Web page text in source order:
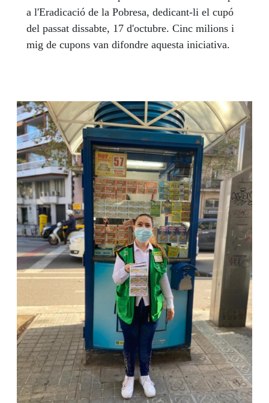
l’ONCE Catalunya: cap de Recursos Humans,
directora tècnica del Servei Bibliogràfic i cap del
Departament de Coordinació i Talent, fins el seu
nomenament com a directora de l’agència de
a l'Eradicació de la Pobresa, dedicant-li el cupó
del passat dissabte, 17 d'octubre. Cinc milions i
mig de cupons van difondre aquesta iniciativa.